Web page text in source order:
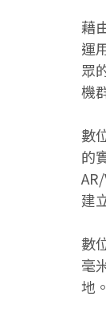
藉
運
眾
機
數
的
建
數
毫
地。